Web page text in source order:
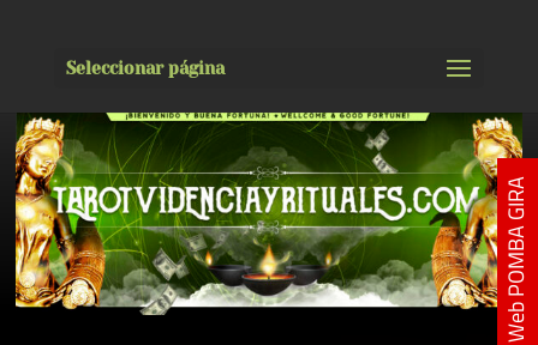
Seleccionar página
Web POMBA GIRA